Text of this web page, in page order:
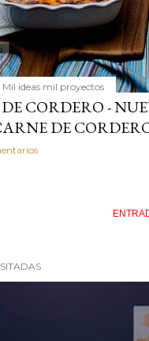
Mil ideas mil proyectos
CORDERO -
DE